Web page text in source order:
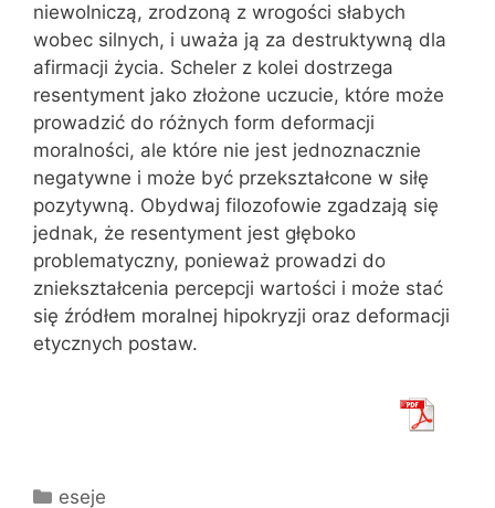
niewolniczą, zrodzoną z wrogości słabych
wobec silnych, i uważa ją za destruktywną dla
afirmacji życia. Scheler z kolei dostrzega
resentyment jako złożone uczucie, które może
prowadzić do różnych form deformacji
moralności, ale które nie jest jednoznacznie
negatywne i może być przekształcone w siłę
pozytywną. Obydwaj filozofowie zgadzają się
jednak, że resentyment jest głęboko
problematyczny, ponieważ prowadzi do
zniekształcenia percepcji wartości i może stać
się źródłem moralnej hipokryzji oraz deformacji
etycznych postaw.
Kategorie
eseje